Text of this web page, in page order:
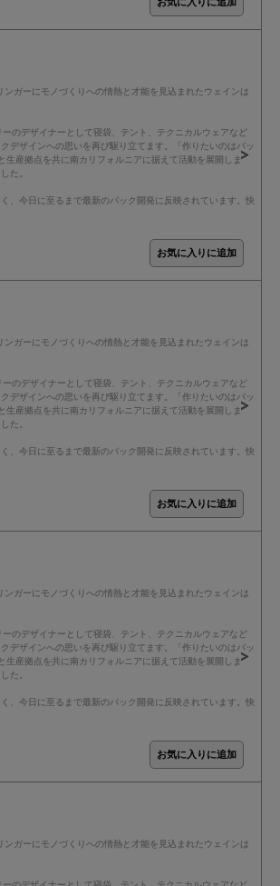
ガーにモノづくりへの情熱と才能を見込まれたウェインは
のデザイナーとして寝袋、テント、テクニカルウェアなど
デザインへの思いを再び駆り立てます。「作りたいのはバッ
産拠点を共に南カリフォルニアに据えて活動を展開しま
た。
、今日に至るまで最新のパック開発に反映されています。快
ガーにモノづくりへの情熱と才能を見込まれたウェインは
のデザイナーとして寝袋、テント、テクニカルウェアなど
デザインへの思いを再び駆り立てます。「作りたいのはバッ
産拠点を共に南カリフォルニアに据えて活動を展開しま
た。
、今日に至るまで最新のパック開発に反映されています。快
ガーにモノづくりへの情熱と才能を見込まれたウェインは
のデザイナーとして寝袋、テント、テクニカルウェアなど
デザインへの思いを再び駆り立てます。「作りたいのはバッ
産拠点を共に南カリフォルニアに据えて活動を展開しま
た。
、今日に至るまで最新のパック開発に反映されています。快
ガーにモノづくりへの情熱と才能を見込まれたウェインは